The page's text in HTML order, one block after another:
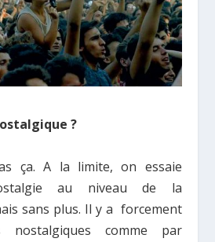
?
ça. A la limite, on essaie
au niveau de la
sans plus. Il y a forcement
nostalgiques comme par